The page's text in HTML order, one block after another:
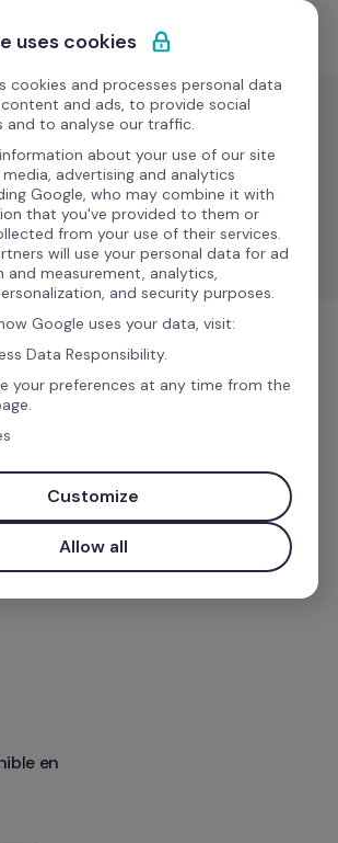
Empieza gratis
Gestión de
nóminas
Agenda
nóminas
en
uses cookies
cookies and processes personal data
and ads, to provide social
and to analyse our traffic.
about your use of our site
advertising and analytics
Google, who may combine it with
that you've provided to them or
from your use of their services.
will use your personal data for ad
and measurement, analytics,
and security purposes.
Google uses your data, visit:
Data Responsibility.
your preferences at any time from the
Customize
Allow all